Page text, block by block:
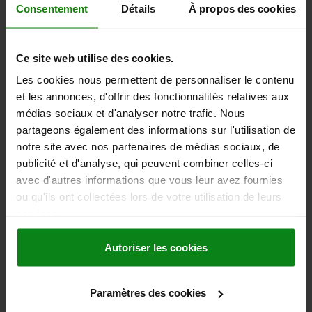
Consentement Détails À propos des cookies
Ce site web utilise des cookies.
Les cookies nous permettent de personnaliser le contenu
et les annonces, d'offrir des fonctionnalités relatives aux
médias sociaux et d'analyser notre trafic. Nous
partageons également des informations sur l'utilisation de
notre site avec nos partenaires de médias sociaux, de
publicité et d'analyse, qui peuvent combiner celles-ci
avec d'autres informations que vous leur avez fournies
ou qu'ils ont collectées lors de votre utilisation de leurs
Autoriser les cookies
Paramètres des cookies
ACTIONNEMENT=CLÉ
ENTRAXE DES LAMES=19,5
HAUTEUR=13,5
7,75 €
hors TVA
DÉTAILS
DÉTAILS
CAO
TÉLÉCHARGEMENTS
également acheté